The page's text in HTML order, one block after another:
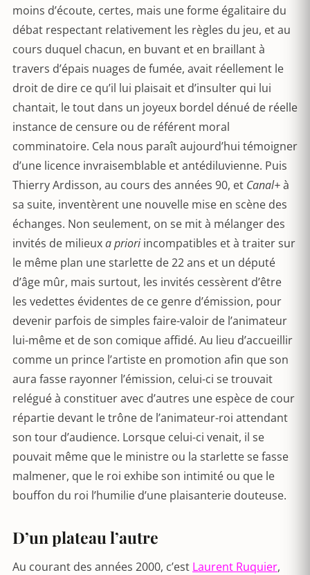
moins d’écoute, certes, mais une forme égalitaire du
débat respectant relativement les règles du jeu, et au
cours duquel chacun, en buvant et en braillant à
travers d’épais nuages de fumée, avait réellement le
droit de dire ce qu’il lui plaisait et d’insulter qui lui
chantait, le tout dans un joyeux bordel dénué de réelle
instance de censure ou de référent moral
comminatoire. Cela nous paraît aujourd’hui témoigner
d’une licence invraisemblable et antédiluvienne. Puis
Thierry Ardisson, au cours des années 90, et Canal+à
sa suite, inventèrent une nouvelle mise en scène des
échanges. Non seulement, on se mit à mélanger des
invités de milieuxa priori incompatibles et à traiter sur
le même plan une starlette de 22 ans et un député
d’âge mûr, mais surtout, les invités cessèrent d’être
les vedettes évidentes de ce genre d’émission, pour
devenir parfois de simples faire-valoir de l’animateur
lui-même et de son comique affidé. Au lieu d’accueillir
comme un prince l’artiste en promotion afin que son
aura fasse rayonner l’émission, celui-ci se trouvait
relégué à constituer avec d’autres une espèce de cour
répartie devant le trône de l’animateur-roi attendant
son tour d’audience. Lorsque celui-ci venait, il se
pouvait même que le ministre ou la starlette se fasse
malmener, que le roi exhibe son intimité ou que le
bouffon du roi l’humilie d’une plaisanterie douteuse.
D’un plateau l’autre
Au courant des années 2000, c’est Laurent Ruquier,